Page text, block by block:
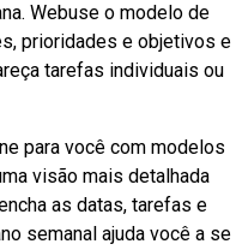
Webuse o modelo de
prioridades e objetivos e
tarefas individuais ou
para você com modelos
visão mais detalhada
as datas, tarefas e
semanal ajuda você a se